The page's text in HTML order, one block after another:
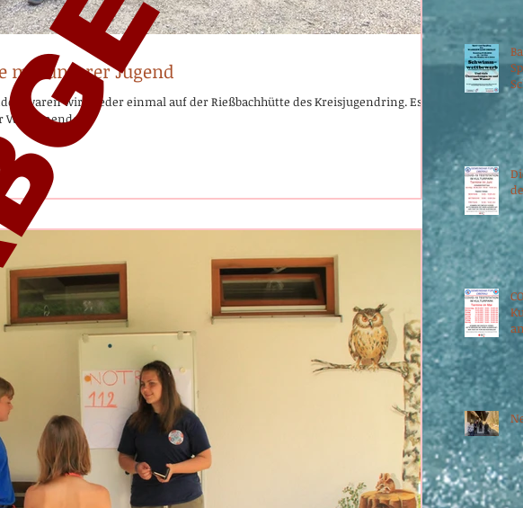
mit unserer Jugend
waren wir wieder einmal auf der Rießbachhütte des Kreisjugendring. Es